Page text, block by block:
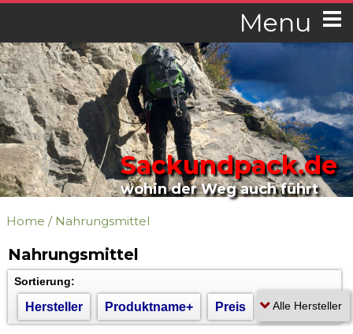
Menu
Sackundpack.de
wohin der Weg auch führt
Home / Nahrungsmittel
Nahrungsmittel
Sortierung:
Hersteller Produktname+ Preis